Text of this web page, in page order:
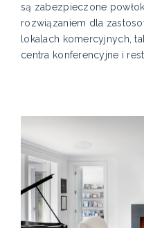
są zabezpieczone
rozwiązaniem dla
lokalach komercyjnych,
centra konferencyjne i